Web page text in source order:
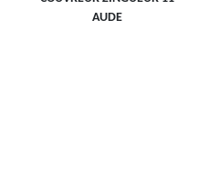
AUDE